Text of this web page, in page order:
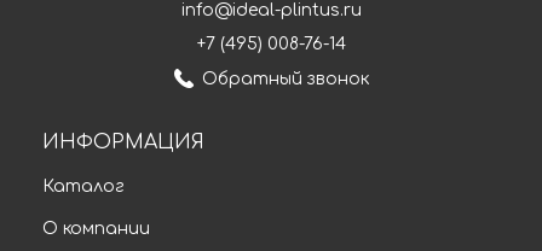
info@ideal-plintus.ru
+7 (495) 008-76-14
Обратный звонок
ИНФОРМАЦИЯ
Каталог
О компании